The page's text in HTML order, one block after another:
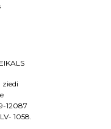
ziedi
12087
1058.